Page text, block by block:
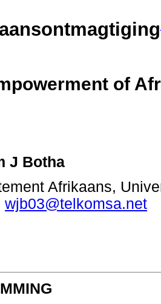
of
J Botha
Afrikaans,
wjb03@telkomsa.net